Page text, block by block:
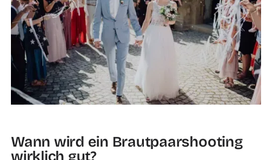
Wann wird ein Brautpaarshooting
wirklich gut?